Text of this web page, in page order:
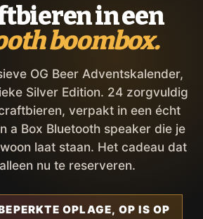
in een
boombox.
OG Beer Adventskalender,
Silver Edition. 24 zorgvuldig
verpakt in een écht
a Box Bluetooth speaker die je
laat staan. Het cadeau dat
nu te reserveren.
OPLAGE, OP IS OP